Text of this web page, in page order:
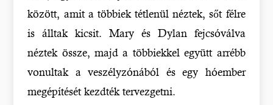
között, amit a többiek tétlenül néztek, sőt félre
is álltak kicsit. Mary és Dylan fejcsóválva
néztek össze, majd a többiekkel együtt arrébb
vonultak a veszélyzónából és egy hóember
megépítését kezdték tervezgetni.